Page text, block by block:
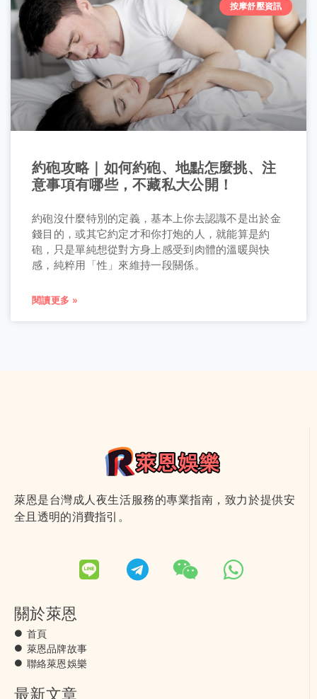
按摩舒壓資訊
約砲攻略｜如何約砲、地點怎麼挑、注
意事項有哪些，不藏私大公開！
約砲沒什麼特別的定義，基本上你去認識不是出於金
錢目的，或其它約定才和你打炮的人，就能算是約
砲，只是單純想從對方身上感受到肉體的溫暖與快
感，純粹用「性」來維持一段關係。
閱讀更多 »
萊恩是台灣成人夜生活服務的專業指南，致力於提供安
全且透明的消費指引。
關於萊恩
首頁
萊恩品牌故事
聯絡萊恩娛樂
最新文章